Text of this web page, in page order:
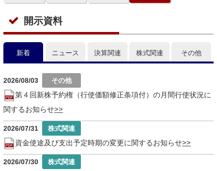
開示資料
新着 ニュース 決算関連 株式関連 その他
2026/08/03
第４回新株予約権（行使価額修正条項付）の月間行使状況に
関するお知らせ
2026/07/31
資金使途及び支出予定時期の変更に関するお知らせ
2026/07/30